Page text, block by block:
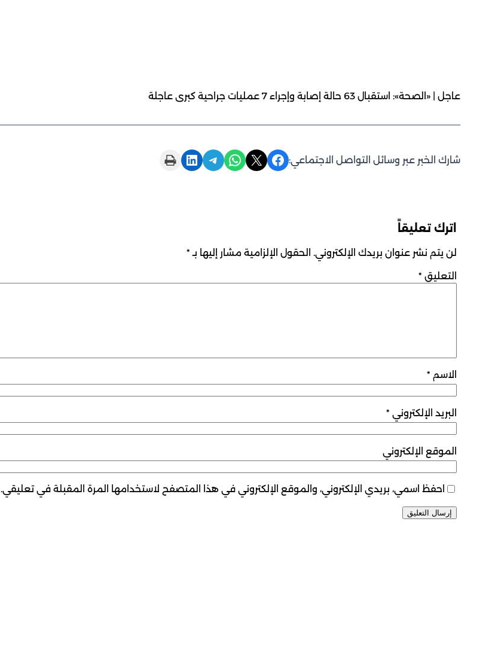
عاجل | «الصحة»: استقبال 63 حالة إصابة وإجراء 7 عمليات جراحية كبرى عاجلة
شارك الخبر عبر وسائل التواصل الاجتماعي: Share on Facebook
Share on X
Share on WhatsApp
Share on Telegram
Share on LinkedIn
Print this Page
اترك تعليقاً
لن يتم نشر عنوان بريدك الإلكتروني. الحقول الإلزامية مشار إليها بـ *
التعليق *
الاسم *
البريد الإلكتروني *
الموقع الإلكتروني
احفظ اسمي، بريدي الإلكتروني، والموقع الإلكتروني في هذا المتصفح لاستخدامها المرة المقبلة في تعليقي.